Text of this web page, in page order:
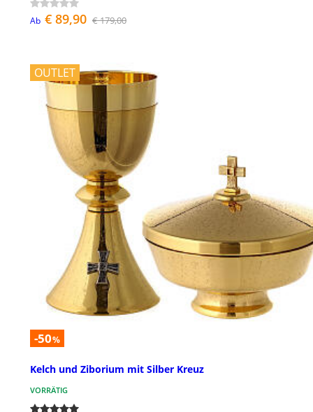
Ab € 89,90 € 179,00
OUTLET
-50%
Kelch und Ziborium mit Silber Kreuz
VORRÄTIG